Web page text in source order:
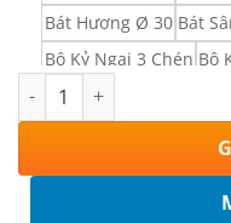
Bát Hương Ø 30 Bát
Bộ Kỷ Ngai 3 Chén Bộ
Chân Nến S1
Đôi Lộc
Bộ Đồ Thờ Thần Tài Men